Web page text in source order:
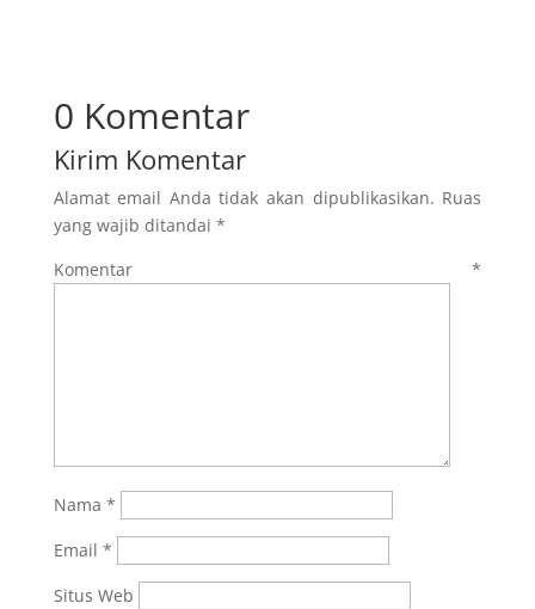
0 Komentar
Kirim Komentar
Alamat email Anda tidak akan dipublikasikan. Ruas
yang wajib ditandai *
Komentar*
Nama *
Email *
Situs Web